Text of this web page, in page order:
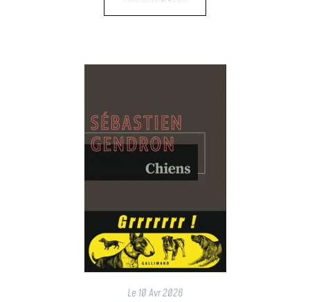
Le 10 Avr 2026